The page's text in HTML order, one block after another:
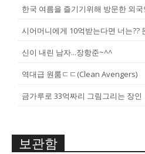
신이 내린 남자...장항준~^^
역대급 원룸ㄷㄷ(Clean Avengers)
금가루로 33억짜리 그림그리는 장인
보관함